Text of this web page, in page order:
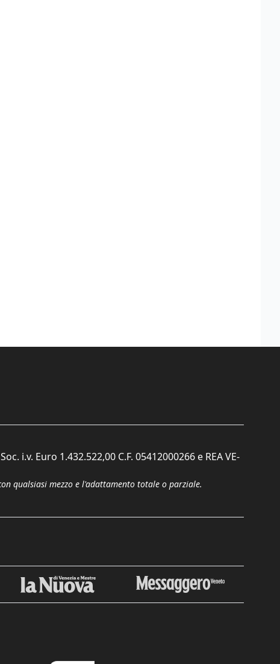
i.v. Euro 1.432.522,00 C.F. 05412000266 e REA VE-
qualsiasi mezzo e l'adattamento totale o parziale.